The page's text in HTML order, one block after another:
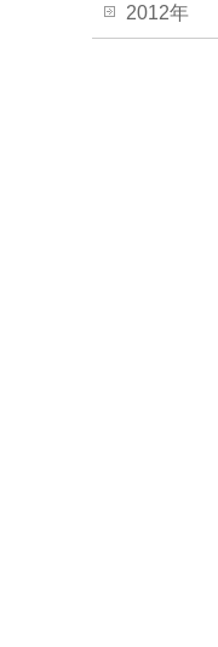
2012年